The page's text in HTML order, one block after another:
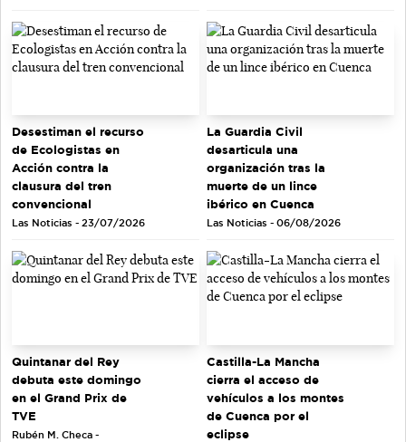
Desestiman el recurso
de Ecologistas en
Acción contra la
clausura del tren
convencional
Las Noticias - 23/07/2026
La Guardia Civil
desarticula una
organización tras la
muerte de un lince
ibérico en Cuenca
Las Noticias - 06/08/2026
Quintanar del Rey
debuta este domingo
en el Grand Prix de
TVE
Rubén M. Checa -
Castilla-La Mancha
cierra el acceso de
vehículos a los montes
de Cuenca por el
eclipse